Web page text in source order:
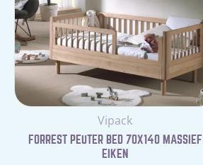
Leverancier:
Vipack
FORREST PEUTER BED 70X140 MASSIEF
EIKEN